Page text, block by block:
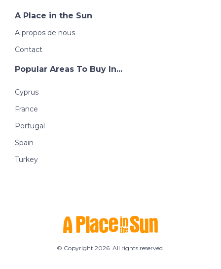
A Place in the Sun
A propos de nous
Contact
Popular Areas To Buy In...
Cyprus
France
Portugal
Spain
Turkey
© Copyright 2026. All rights reserved.